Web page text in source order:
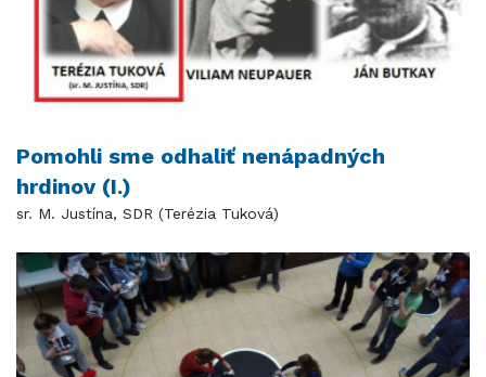
Pomohli sme odhaliť nenápadných
hrdinov (I.)
sr. M. Justína, SDR (Terézia Tuková)